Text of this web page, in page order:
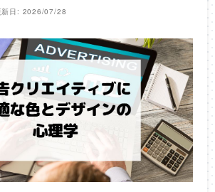
新日: 2026/07/28